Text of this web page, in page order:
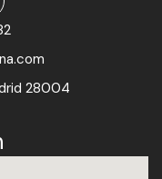
28004